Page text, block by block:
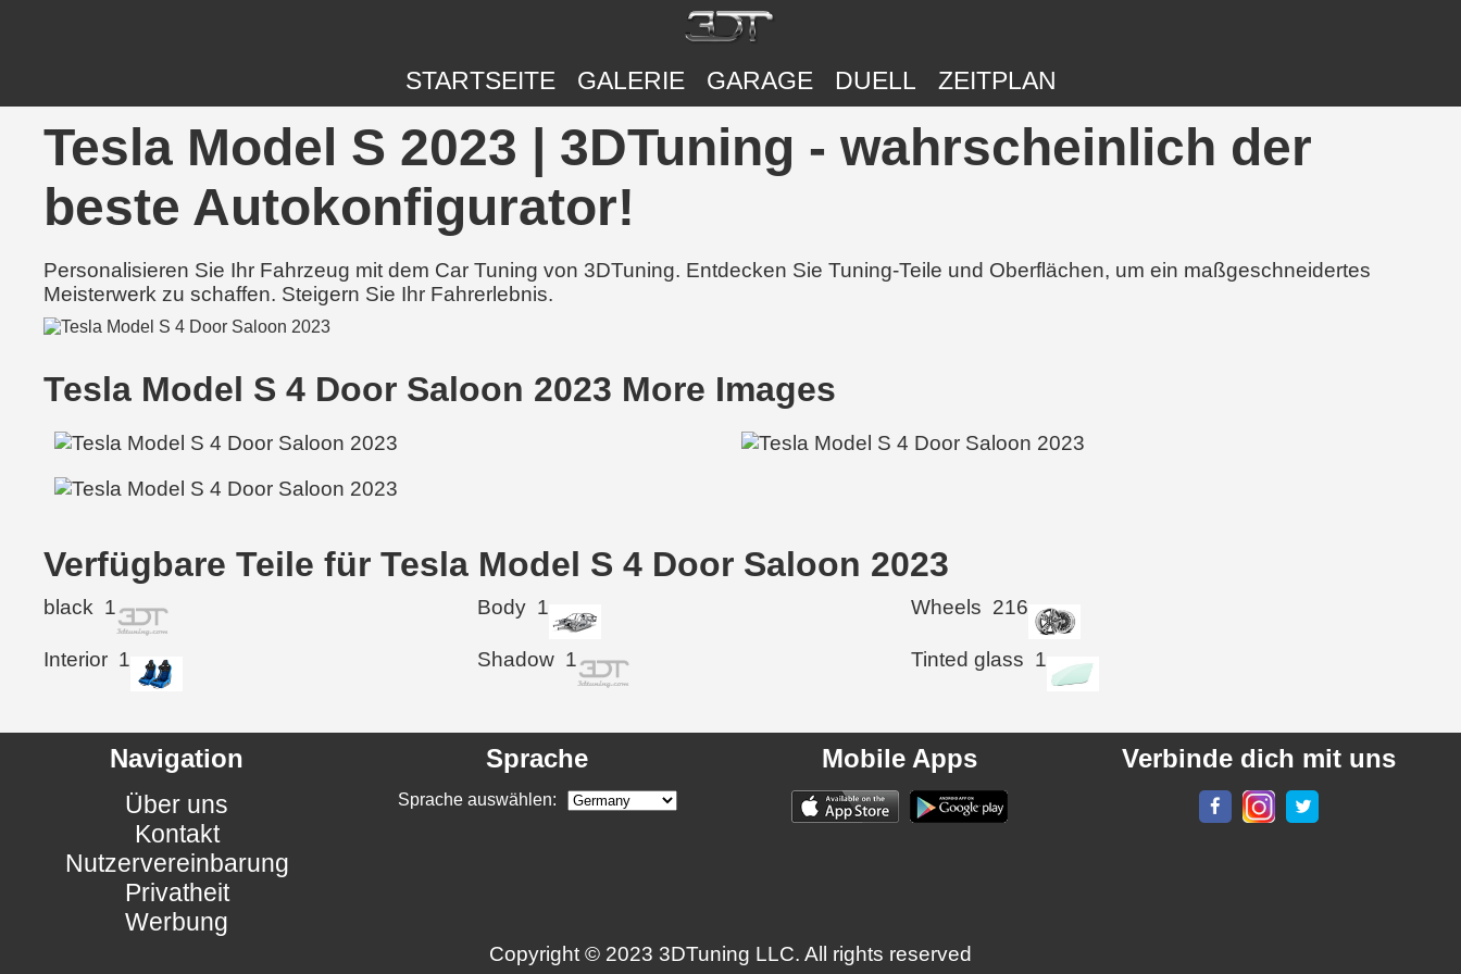
STARTSEITE GALERIE GARAGE DUELL ZEITPLAN
Tesla Model S 2023 | 3DTuning - wahrscheinlich der
beste Autokonfigurator!
Personalisieren Sie Ihr Fahrzeug mit dem Car Tuning von 3DTuning. Entdecken Sie Tuning-Teile und Oberflächen, um ein maßgeschneidertes
Meisterwerk zu schaffen. Steigern Sie Ihr Fahrerlebnis.
Tesla Model S 4 Door Saloon 2023 More Images
Verfügbare Teile für Tesla Model S 4 Door Saloon 2023
black 1 Body 1 Wheels 216
Interior 1 Shadow 1 Tinted glass 1
Navigation
Über uns
Kontakt
Nutzervereinbarung
Privatheit
Werbung
Sprache
Sprache auswählen:
Mobile Apps Verbinde dich mit uns
Copyright © 2023 3DTuning LLC. All rights reserved